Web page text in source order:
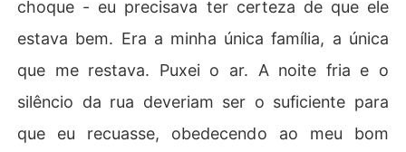
choque - eu precisava ter certeza de que ele
estava bem. Era a minha única família, a única
que me restava. Puxei o ar. A noite fria e o
silêncio da rua deveriam ser o suficiente para
que eu recuasse, obedecendo ao meu bom